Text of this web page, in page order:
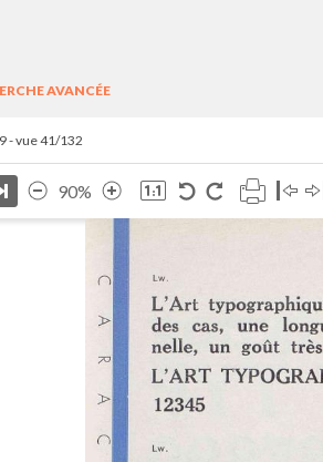
AVANCÉE
- vue 41/132
90%